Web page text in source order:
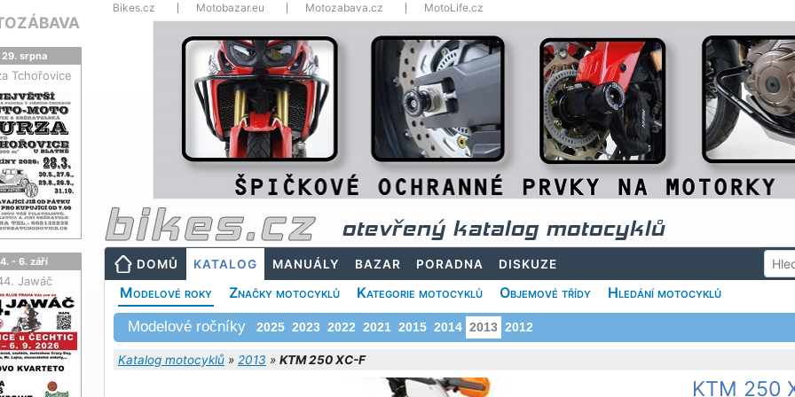
Bikes.cz Motobazar.eu Motozabava.cz MotoLife.cz
otevřený katalog motocyklů
DOMŮ KATALOG MANUÁLY BAZAR PORADNA DISKUZE
Modelové roky Značky motocyklů Kategorie motocyklů Objemové třídy Hledání motocyklů
Modelové ročníky 2025 2023 2022 2021 2015 2014 2013 2012
Katalog motocyklů » 2013 » KTM 250 XC-F
KTM 250
29. srpna
Tchořovice
4. - 6. září
Jawáč